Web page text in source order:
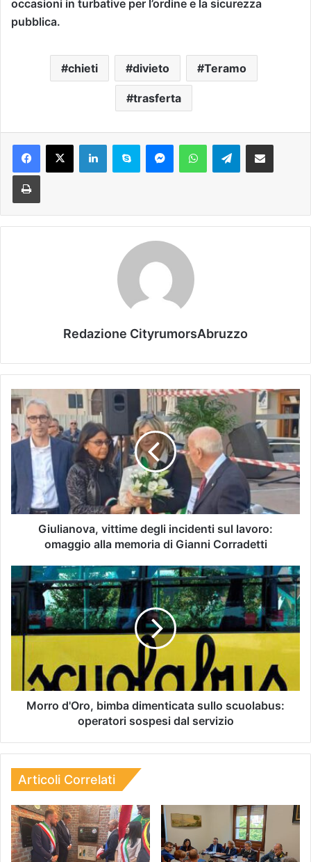
occasioni in turbative per l’ordine e la sicurezza
pubblica.
chieti divieto Teramo
trasferta
Telegram
Redazione CityrumorsAbruzzo
Giulianova, vittime degli incidenti sul lavoro:
omaggio alla memoria di Gianni Corradetti
Morro d'Oro, bimba dimenticata sullo scuolabus:
operatori sospesi dal servizio
Articoli Correlati